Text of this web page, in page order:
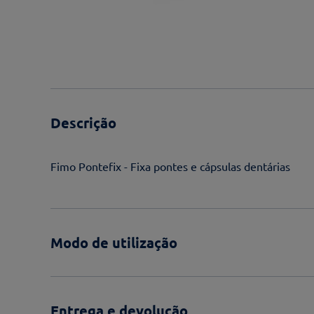
Descrição
Fimo Pontefix - Fixa pontes e cápsulas dentárias
Modo de utilização
Entrega e devolução